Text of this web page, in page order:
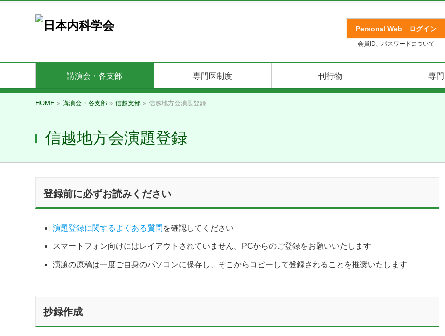
Personal Web ログイン
会員ID、パスワードについて
講演会・各支部 専門医制度 刊行物 専
HOME » 講演会・各支部 » 信越支部 » 信越地方会演題登録
信越地方会演題登録
登録前に必ずお読みください
演題登録に関するよくある質問 を確認してください
スマートフォン向けにはレイアウトされていません。PCからのご登録をお願いいたします
演題の原稿は一度ご自身のパソコンに保存し、そこからコピーして登録されることを推奨いたします
抄録作成